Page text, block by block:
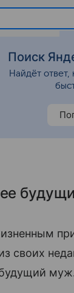
Гороскопы
своих
Поиск
Найдёт